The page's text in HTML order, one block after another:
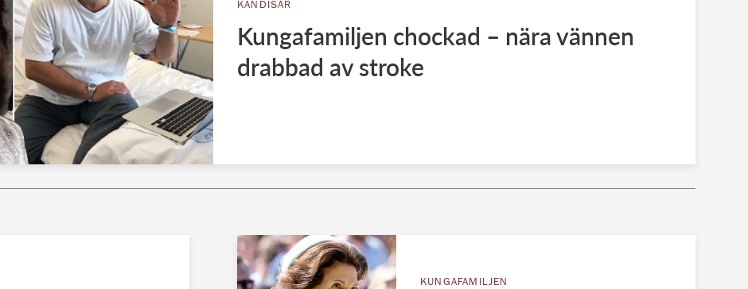
KÄNDISAR
Kungafamiljen chockad – nära vännen
drabbad av stroke
KUNGAFAMILJEN